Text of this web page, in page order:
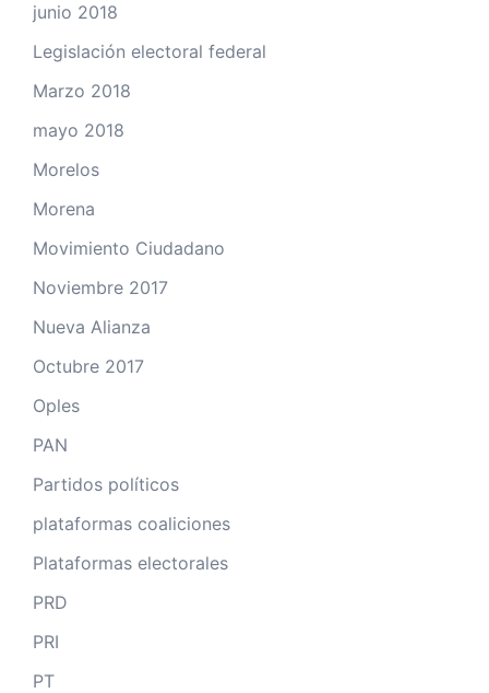
junio 2018
Legislación electoral federal
Marzo 2018
mayo 2018
Morelos
Morena
Movimiento Ciudadano
Noviembre 2017
Nueva Alianza
Octubre 2017
Oples
PAN
Partidos políticos
plataformas coaliciones
Plataformas electorales
PRD
PRI
PT